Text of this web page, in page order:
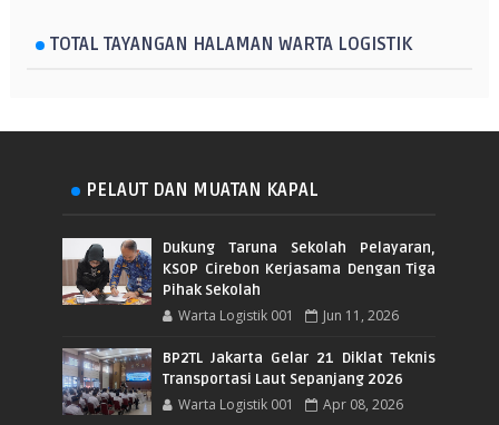
TOTAL TAYANGAN HALAMAN WARTA LOGISTIK
PELAUT DAN MUATAN KAPAL
Dukung Taruna Sekolah Pelayaran,
KSOP Cirebon Kerjasama Dengan Tiga
Pihak Sekolah
Warta Logistik 001 Jun 11, 2026
BP2TL Jakarta Gelar 21 Diklat Teknis
Transportasi Laut Sepanjang 2026
Warta Logistik 001 Apr 08, 2026